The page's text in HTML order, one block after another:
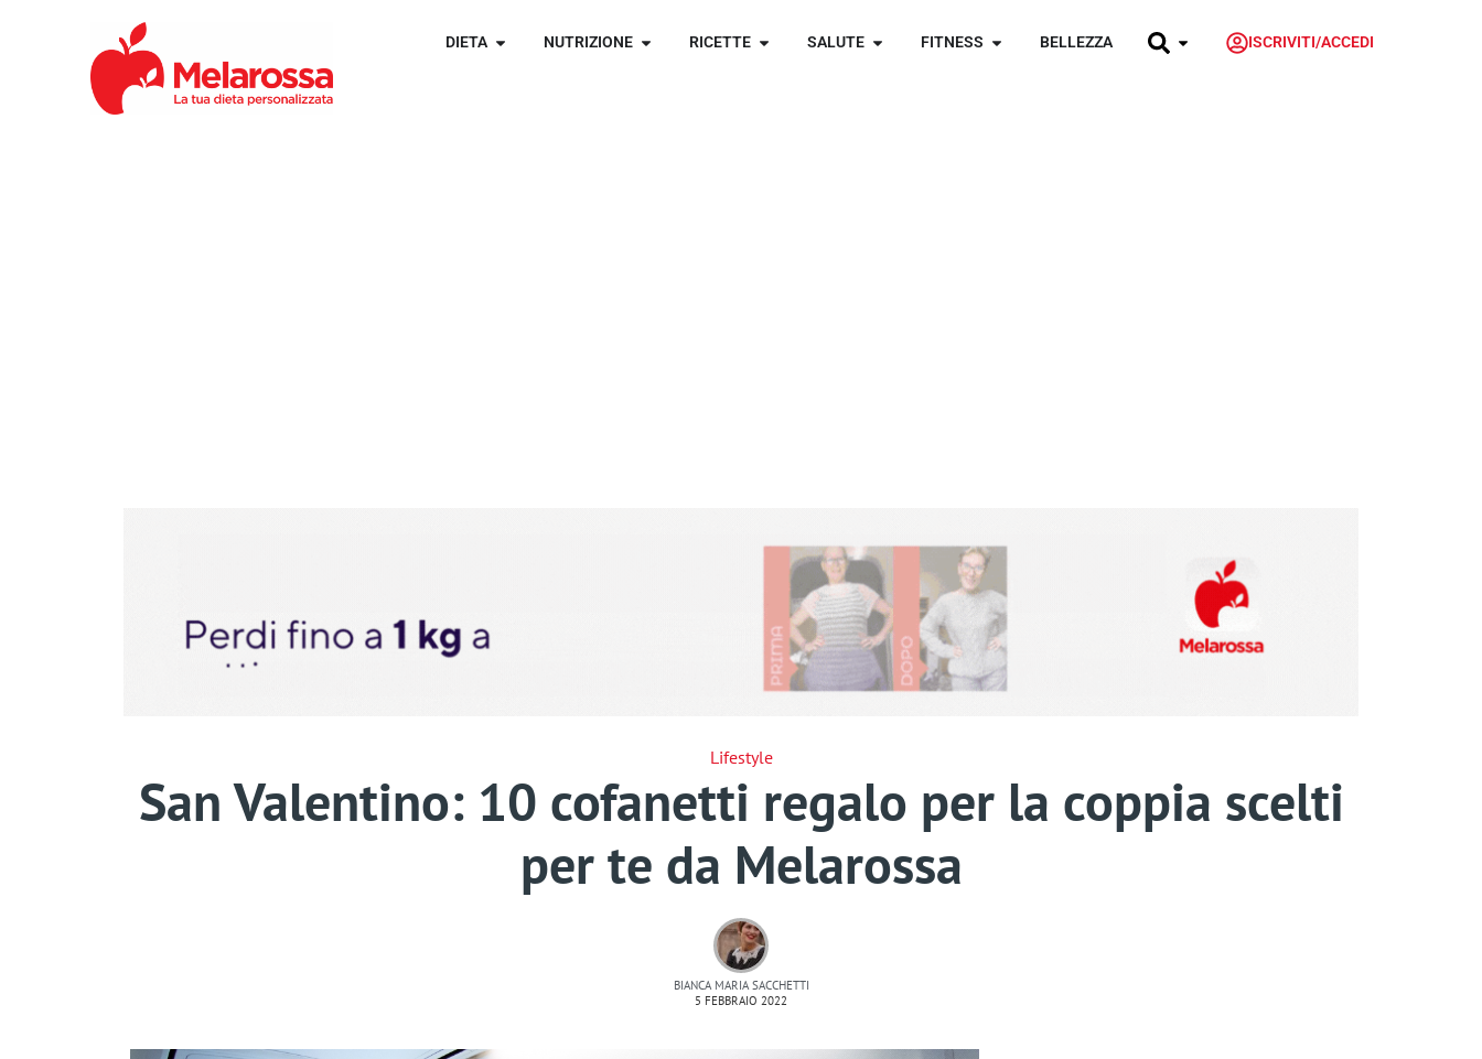
DIETA NUTRIZIONE RICETTE SALUTE FITNESS BELLEZZA ISCRIVITI/ACCEDI
Lifestyle
San Valentino: 10 cofanetti regalo per la coppia scelti
per te da Melarossa
BIANCA MARIA SACCHETTI
5 FEBBRAIO 2022